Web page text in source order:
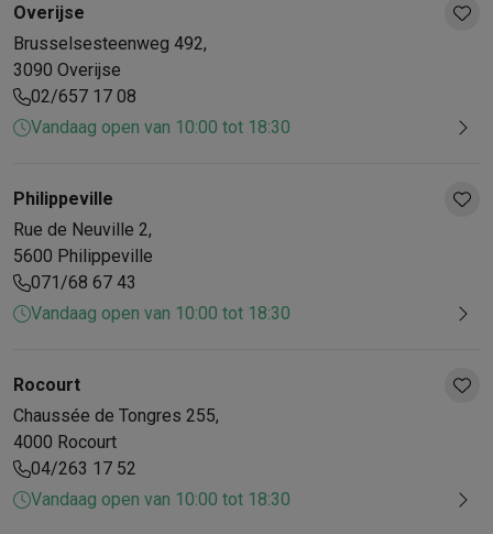
Overijse
Brusselsesteenweg 492,
3090 Overijse
02/657 17 08
Vandaag open van 10:00 tot 18:30
Philippeville
Rue de Neuville 2,
5600 Philippeville
071/68 67 43
Vandaag open van 10:00 tot 18:30
Rocourt
Chaussée de Tongres 255,
4000 Rocourt
04/263 17 52
Vandaag open van 10:00 tot 18:30